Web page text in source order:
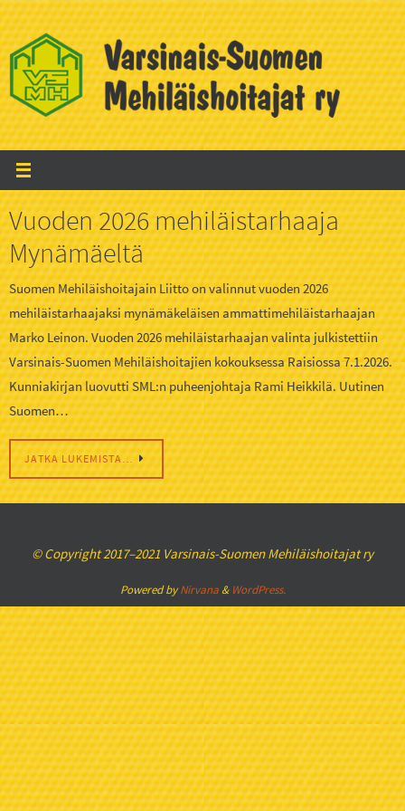
Skip
to
content
Vuoden 2026 mehiläistarhaaja
Mynämäeltä
Suomen Mehiläishoitajain Liitto on valinnut vuoden 2026
mehiläistarhaajaksi mynämäkeläisen ammattimehiläistarhaajan
Marko Leinon. Vuoden 2026 mehiläistarhaajan valinta julkistettiin
Varsinais-Suomen Mehiläishoitajien kokouksessa Raisiossa 7.1.2026.
Kunniakirjan luovutti SML:n puheenjohtaja Rami Heikkilä. Uutinen
Suomen…
JATKA LUKEMISTA…
© Copyright 2017–2021 Varsinais-Suomen Mehiläishoitajat ry
Powered byNirvana& WordPress.